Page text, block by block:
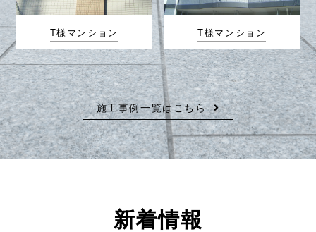
T様マンション T様マンション
施工事例一覧はこちら
新着情報